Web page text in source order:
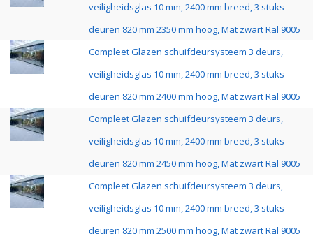
veiligheidsglas 10 mm, 2400 mm breed, 3 stuks
deuren 820 mm 2350 mm hoog, Mat zwart Ral 9005
Compleet Glazen schuifdeursysteem 3 deurs,
veiligheidsglas 10 mm, 2400 mm breed, 3 stuks
deuren 820 mm 2400 mm hoog, Mat zwart Ral 9005
Compleet Glazen schuifdeursysteem 3 deurs,
veiligheidsglas 10 mm, 2400 mm breed, 3 stuks
deuren 820 mm 2450 mm hoog, Mat zwart Ral 9005
Compleet Glazen schuifdeursysteem 3 deurs,
veiligheidsglas 10 mm, 2400 mm breed, 3 stuks
deuren 820 mm 2500 mm hoog, Mat zwart Ral 9005